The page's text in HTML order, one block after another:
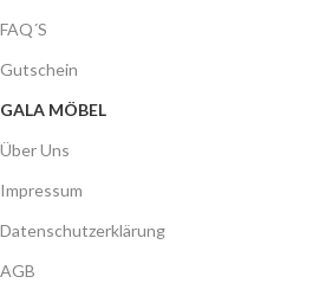
FAQ´S
Gutschein
GALA MÖBEL
Über Uns
Impressum
Datenschutzerklärung
AGB